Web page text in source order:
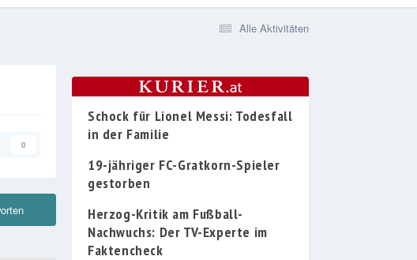
Alle Aktivitäten
0
Schock für Lionel Messi: Todesfall
in der Familie
19-jähriger FC-Gratkorn-Spieler
gestorben
Herzog-Kritik am Fußball-
Nachwuchs: Der TV-Experte im
Faktencheck